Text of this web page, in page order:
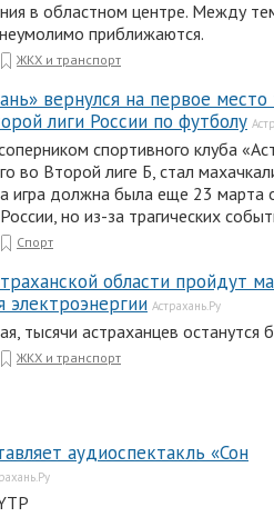
в областном центре. Между
приближаются.
ЖКХ и транспорт
вернулся на первое
лиги России по футболу
спортивного клуба
во Второй лиге Б, стал
игра должна была еще 23 марта
но из-за трагических
Спорт
области пройдут
электроэнергии Астрахань.Ру
тысячи астраханцев останутся
ЖКХ и транспорт
аудиоспектакль «Сон